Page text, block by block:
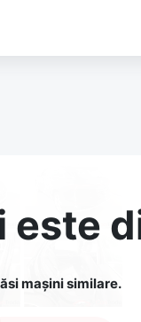
este
mașini similare.